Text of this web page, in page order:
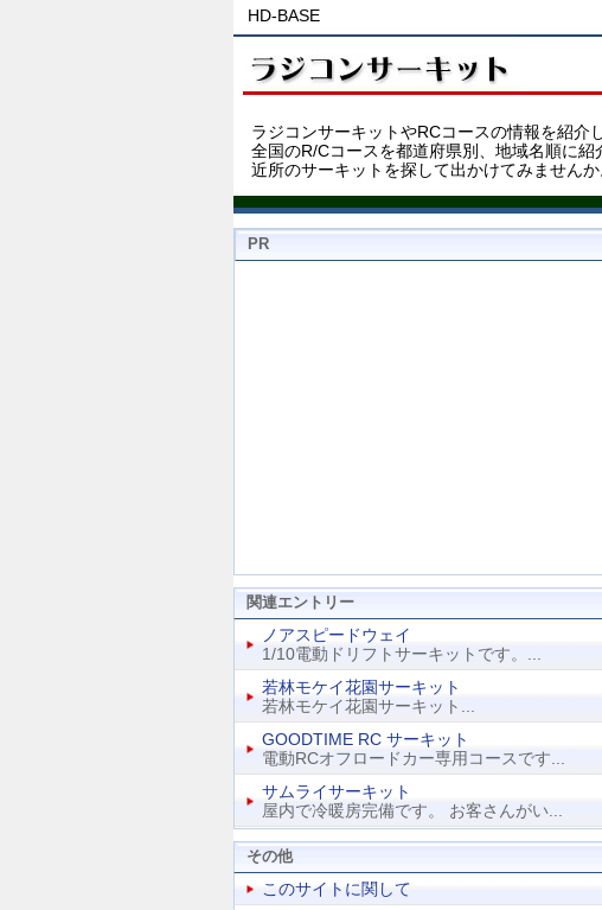
HD-BASE
ラジコンサーキットやRCコースの情報を紹介
全国のR/Cコースを都道府県別、地域名順に紹
近所のサーキットを探して出かけてみませんか
PR
関連エントリー
ノアスピードウェイ
1/10電動ドリフトサーキットです。...
若林モケイ花園サーキット
若林モケイ花園サーキット...
GOODTIME RC サーキット
電動RCオフロードカー専用コースです...
サムライサーキット
屋内で冷暖房完備です。 お客さんがい...
その他
このサイトに関して